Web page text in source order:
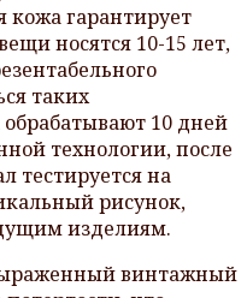
кожа гарантирует
носятся 10-15 лет,
таких
10 дней
технологии, после
тестируется на
рисунок,
изделиям.
винтажный